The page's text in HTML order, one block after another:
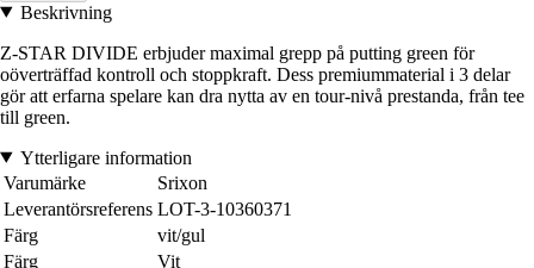
Beskrivning
Z-STAR DIVIDE erbjuder maximal grepp på putting green för
oöverträffad kontroll och stoppkraft. Dess premiummaterial i 3 delar
gör att erfarna spelare kan dra nytta av en tour-nivå prestanda, från tee
till green.
Ytterligare information
Varumärke
Srixon
Leverantörsreferens LOT-3-10360371
Färg
vit/gul
Färg
Vit